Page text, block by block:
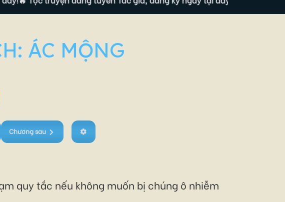
ÁC MỘNG
Chương sau
quy tắc nếu không muốn bị chúng ô nhiễm